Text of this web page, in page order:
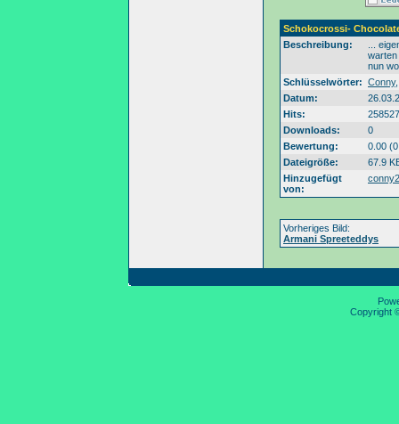
Schokocrossi-
Beschreibung:
...
nun
Schlüsselwörter: Conny
Datum:
Hits:
258527
Downloads:
0
Bewertung:
0.00
Dateigröße:
67.9
Hinzugefügt
von:
Vorheriges Bild:
Armani Spreeteddys
Copyright